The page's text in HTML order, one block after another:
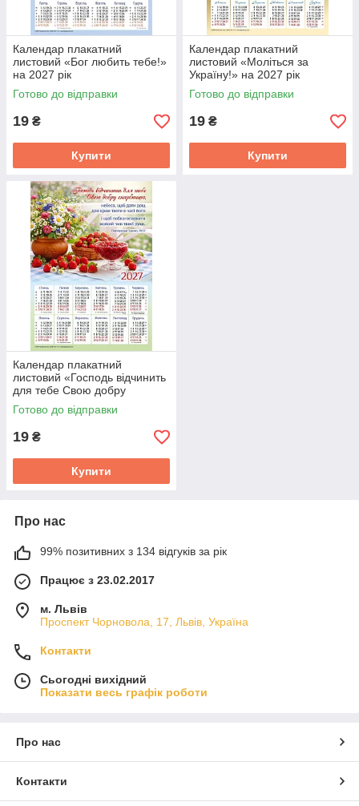
Календар плакатний
листовий «Бог любить тебе!»
на 2027 рік
Готово до відправки
19 ₴
Купити
Календар плакатний
листовий «Моліться за
Україну!» на 2027 рік
Готово до відправки
19 ₴
Купити
Календар плакатний
листовий «Господь відчинить
для тебе Свою добру
скарбницю» на 2027 рік
Готово до відправки
19 ₴
Купити
Про нас
99% позитивних з 134 відгуків за рік
Працює з 23.02.2017
м. Львів
Проспект Чорновола, 17, Львів, Україна
Контакти
Сьогодні вихідний
Показати весь графік роботи
Про нас
Контакти